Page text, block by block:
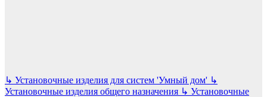
↳ Установочные изделия для систем 'Умный дом' ↳
Установочные изделия общего назначения ↳ Установочные